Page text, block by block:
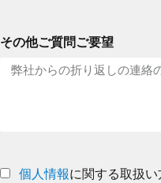
その他ご質問ご要望
個人情報に関する取扱い